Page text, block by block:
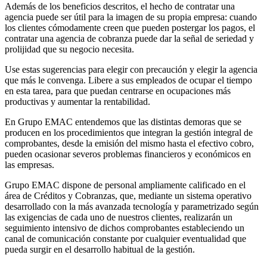
Además de los beneficios descritos, el hecho de contratar una
agencia puede ser útil para la imagen de su propia empresa: cuando
los clientes cómodamente creen que pueden postergar los pagos, el
contratar una agencia de cobranza puede dar la señal de seriedad y
prolijidad que su negocio necesita.
Use estas sugerencias para elegir con precaución y elegir la agencia
que más le convenga. Libere a sus empleados de ocupar el tiempo
en esta tarea, para que puedan centrarse en ocupaciones más
productivas y aumentar la rentabilidad.
En Grupo EMAC entendemos que las distintas demoras que se
producen en los procedimientos que integran la gestión integral de
comprobantes, desde la emisión del mismo hasta el efectivo cobro,
pueden ocasionar severos problemas financieros y económicos en
las empresas.
Grupo EMAC dispone de personal ampliamente calificado en el
área de Créditos y Cobranzas, que, mediante un sistema operativo
desarrollado con la más avanzada tecnología y parametrizado según
las exigencias de cada uno de nuestros clientes, realizarán un
seguimiento intensivo de dichos comprobantes estableciendo un
canal de comunicación constante por cualquier eventualidad que
pueda surgir en el desarrollo habitual de la gestión.